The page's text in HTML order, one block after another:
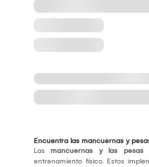
Encuentra las mancuernas y
Las mancuernas y las pesas
entrenamiento físico. Estos